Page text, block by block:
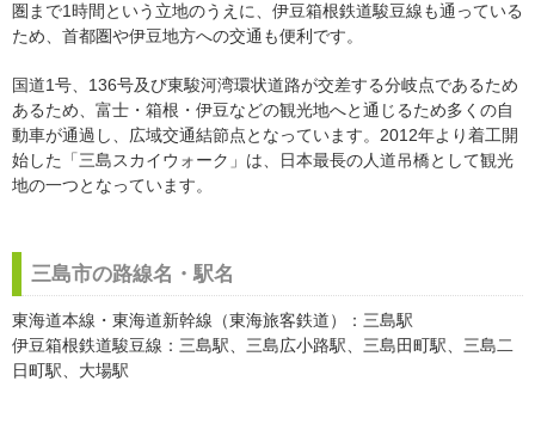
圏まで1時間という立地のうえに、伊豆箱根鉄道駿豆線も通っている
ため、首都圏や伊豆地方への交通も便利です。
国道1号、136号及び東駿河湾環状道路が交差する分岐点であるため
あるため、富士・箱根・伊豆などの観光地へと通じるため多くの自
動車が通過し、広域交通結節点となっています。2012年より着工開
始した「三島スカイウォーク」は、日本最長の人道吊橋として観光
地の一つとなっています。
三島市の路線名・駅名
東海道本線・東海道新幹線（東海旅客鉄道）：三島駅
伊豆箱根鉄道駿豆線：三島駅、三島広小路駅、三島田町駅、三島二
日町駅、大場駅